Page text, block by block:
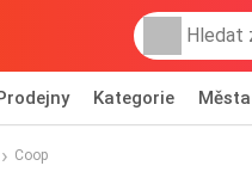
Kategorie Města
Coop